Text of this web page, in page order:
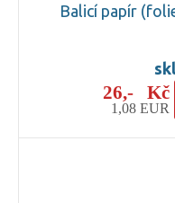
Balicí papír
26,- Kč
1,08 EUR